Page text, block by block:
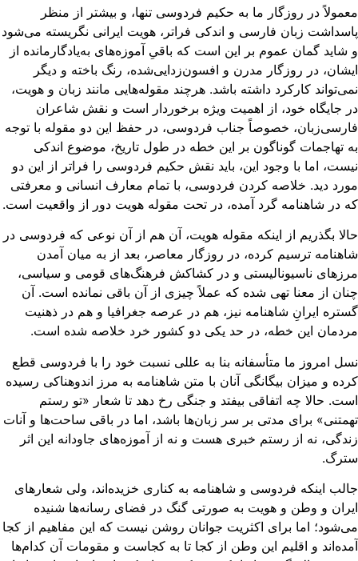
در روزگار ما به حکیم فردوسی تنها، و بیشتر از منظر
زبان فارسی و اندکی فراتر، هویت ایرانی نگریسته می‌شود
شاید گمان عموم بر این است که باقیِ آموزه‌های به‌یادگارمانده از
در روزگار مدرن و افسون‌زدایی‌شده، رنگ باخته و دیگر
کارکرد داشته باشد. هرچند مقوله‌هایی مانند زبان و هویت،
جایگاه خود، از اهمیت ویژه برخوردار است و نقش شاعران
خصوصاً جناب فردوسی، در حفظ این دو مقوله با توجه
تهاجمات گوناگون بر این خطه در طول تاریخ، موضوع اندکی
اما با وجود این، باید نقش حکیم فردوسی را فراتر از این دو
دید. خلاصه کردن فردوسی، با تمام معارف انسانی و معرفتی
در شاهنامه گرد آمده، در تحت مقوله هویت دور از واقعیت است.
بگذریم از اینکه مقوله هویت، آن هم از آن نوعی که فردوسی در
ترسیم کرده، در روزگار معاصر، بعد از به میان آمدن
ناسیونالیستی و در کشاکش فرهنگ‌های قومی و سیاسی،
از معنا تهی شده که عملاً چیزی از آن باقی نمانده است. آن
ایرانِ شاهنامه نیز، هم در عرصه جغرافیا و هم در ذهنیت
این خطه، در حد یکی دو کشور خرد خلاصه شده است.
امروز ما متأسفانه بنا به عللی نسبت خود را با فردوسی قطع
و میزان بیگانگی آنان با متن شاهنامه به مرز اندوهناکی رسیده
حالا چه اتفاقی بیفتد و جنگی رخ دهد تا شعار «تو رستم
برای مدتی بر سر زبان‌ها باشد، اما در باقی ساحت‌ها و آنات
نه از رستم خبری هست و نه از آموزه‌های جاودانه این اثر
اینکه فردوسی و شاهنامه به کناری خزیده‌اند، ولی شعارهای
و وطن و هویت به صورتی گنگ در فضای رسانه‌ها شنیده
اما برای اکثریت جوانان روشن نیست که این مفاهیم از کجا
و اقلیم این وطن از کجا تا به کجاست و مقومات آن کدام‌ها